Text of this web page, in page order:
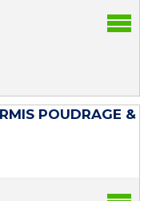
POUDRAGE &